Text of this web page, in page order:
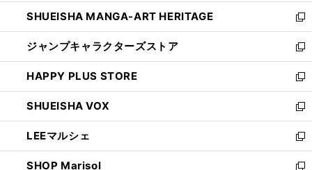
く
ウ
で
開
く
し
い
ウ
ィ
ン
ド
ウ
で
開
く
SHUEISHA MANGA-ART HERITAGE
新
し
い
ウ
ィ
ン
ド
ウ
で
開
く
ジャンプキャラクターズストア
新
し
い
ウ
ィ
ン
ド
ウ
で
HAPPY PLUS STORE
新
し
い
ウ
ィ
ン
ド
SHUEISHA VOX
新
し
い
ウ
ィ
LEEマルシェ
新
し
SHOP Marisol